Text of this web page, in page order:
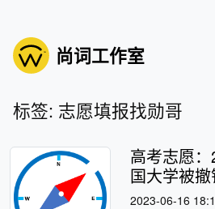
尚词工作室
标签: 志愿填报找勋哥
高考志愿
国大学被
2023-06-16